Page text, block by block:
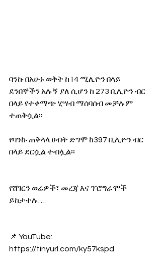
ባንኩ በአሁኑ ወቅት ከ14 ሚሊዮን በላይ
ደንበኞችን አሉኝ ያለ ሲሆን ከ 273 ቢሊዮን ብር
በላይ የተቀማጭ ሂሣብ ማሰባሰብ መቻሉም
ተጠቅሷል፡፡
የባንኩ ጠቅላላ ሀብት ድግሞ ከ397 ቢሊዮን ብር
በላይ ደርሷል ተብሏል፡፡
የሸገርን ወሬዎች፣ መረጃ እና ፕሮግራሞች
ይከታተሉ…
📌 YouTube:
https://tinyurl.com/ky57kspd